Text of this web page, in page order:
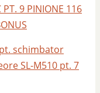
PT. 9 PINIONE 116
schimbator
SL-M510 pt. 7